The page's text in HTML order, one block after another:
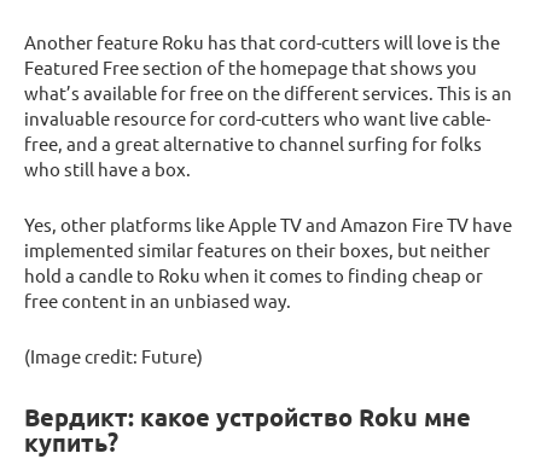
Another feature Roku has that cord-cutters will love is the
Featured Free section of the homepage that shows you
what’s available for free on the different services. This is an
invaluable resource for cord-cutters who want live cable-
free, and a great alternative to channel surfing for folks
who still have a box.
Yes, other platforms like Apple TV and Amazon Fire TV have
implemented similar features on their boxes, but neither
hold a candle to Roku when it comes to finding cheap or
free content in an unbiased way.
(Image credit: Future)
Вердикт: какое устройство Roku мне
купить?